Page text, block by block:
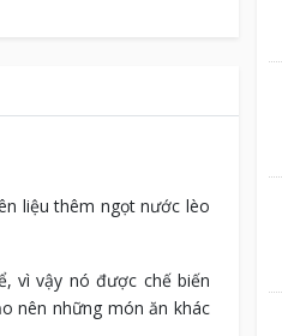
liệu thêm ngọt nước lèo
vì vậy nó được chế biến
nên những món ăn khác